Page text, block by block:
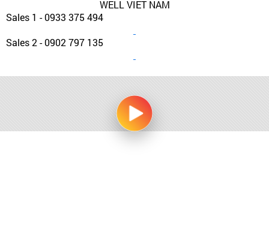
WELL VIET NAM
Sales 1 - 0933 375 494
Sales 2 - 0902 797 135